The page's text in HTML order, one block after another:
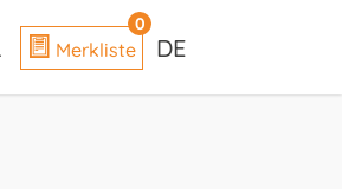
0
Merkliste DE